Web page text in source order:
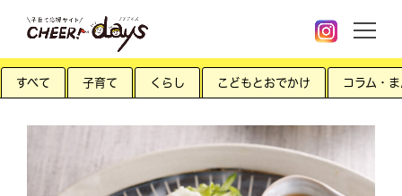
すべて 子育て くらし こどもとおでかけ コラム・